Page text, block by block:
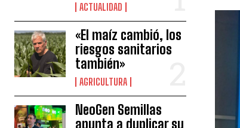
ACTUALIDAD
«El maíz cambió, los
riesgos sanitarios
también»
AGRICULTURA
NeoGen Semillas
apunta a duplicar su